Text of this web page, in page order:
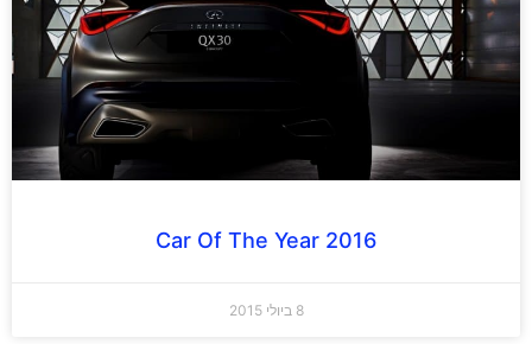
Car Of The Year 2016
8 ביולי 2015